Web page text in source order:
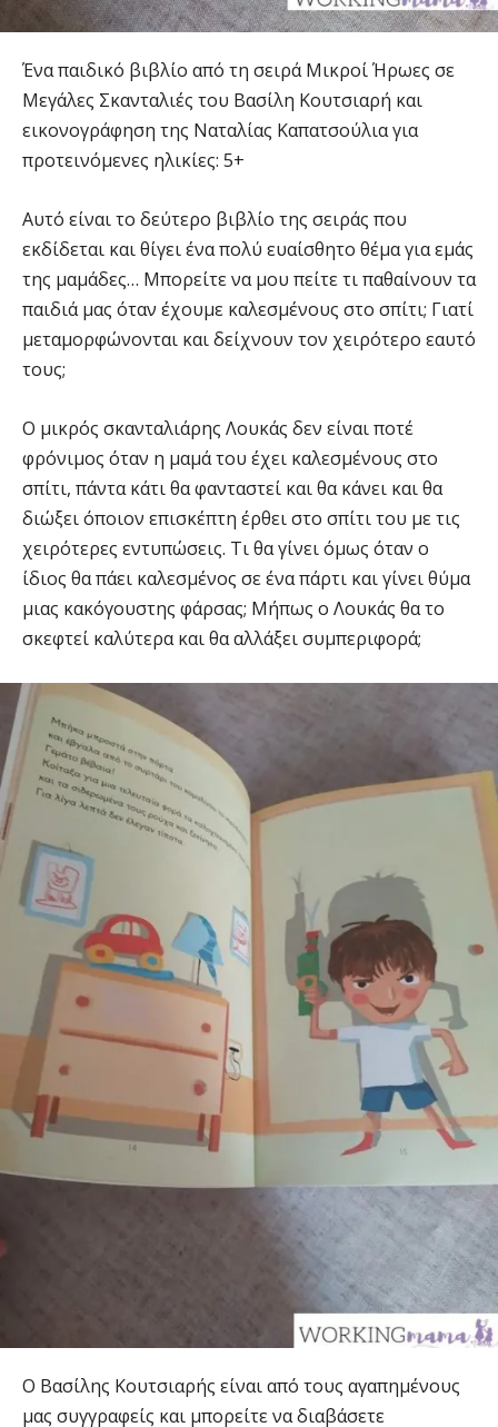
Ένα παιδικό βιβλίο από τη σειρά Μικροί Ήρωες σε
Μεγάλες Σκανταλιές του Βασίλη Κουτσιαρή και
εικονογράφηση της Ναταλίας Καπατσούλια για
προτεινόμενες ηλικίες: 5+
Αυτό είναι το δεύτερο βιβλίο της σειράς που
εκδίδεται και θίγει ένα πολύ ευαίσθητο θέμα για εμάς
της μαμάδες… Μπορείτε να μου πείτε τι παθαίνουν τα
παιδιά μας όταν έχουμε καλεσμένους στο σπίτι; Γιατί
μεταμορφώνονται και δείχνουν τον χειρότερο εαυτό
τους;
Ο μικρός σκανταλιάρης Λουκάς δεν είναι ποτέ
φρόνιμος όταν η μαμά του έχει καλεσμένους στο
σπίτι, πάντα κάτι θα φανταστεί και θα κάνει και θα
διώξει όποιον επισκέπτη έρθει στο σπίτι του με τις
χειρότερες εντυπώσεις. Τι θα γίνει όμως όταν ο
ίδιος θα πάει καλεσμένος σε ένα πάρτι και γίνει θύμα
μιας κακόγουστης φάρσας; Μήπως ο Λουκάς θα το
σκεφτεί καλύτερα και θα αλλάξει συμπεριφορά;
Ο Βασίλης Κουτσιαρής είναι από τους αγαπημένους
μας συγγραφείς και μπορείτε να διαβάσετε